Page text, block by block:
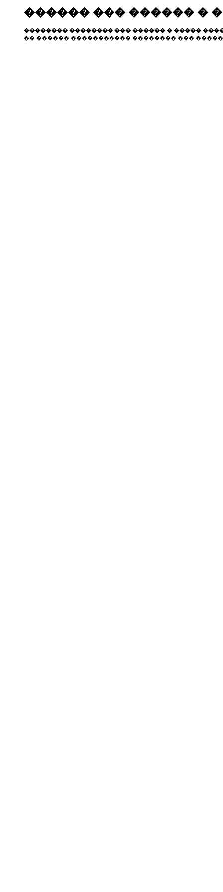
������ ��� ������ �
�������� �������� ��� ������ � �����
�� ������ ����������� �������� ���